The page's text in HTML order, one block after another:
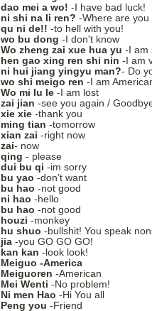
dao mei a wo! -I have bad luck!
ni shi na li ren? -Where are you
qu ni de!! -to hell with you!
wo bu dong -I don't know
Wo zheng zai xue hua yu -I am
hen gao xing ren shi nin -I am
ni hui jiang yingyu man?- Do
wo shi meigo ren -I am
Wo mi lu le -I am lost
zai jian -see you again /
xie xie -thank you
ming tian -tomorrow
xian zai -right now
zai- now
qing - please
dui bu qi -im sorry
bu yao -don’t want
bu hao -not good
ni hao -hello
bu hao -not good
houzi -monkey
hu shuo -bullshit! You speak
jia -you GO GO GO!
kan kan -look look!
Meiguo -America
Meiguoren -American
Mei Wenti -No problem!
Ni men Hao -Hi You all
Peng you -Friend